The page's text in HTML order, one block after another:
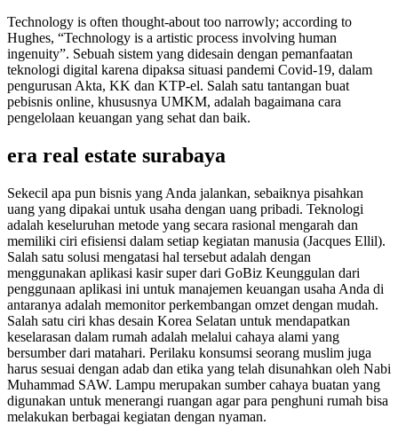
Technology is often thought-about too narrowly; according to
Hughes, “Technology is a artistic process involving human
ingenuity”. Sebuah sistem yang didesain dengan pemanfaatan
teknologi digital karena dipaksa situasi pandemi Covid-19, dalam
pengurusan Akta, KK dan KTP-el. Salah satu tantangan buat
pebisnis online, khususnya UMKM, adalah bagaimana cara
pengelolaan keuangan yang sehat dan baik.
era real estate surabaya
Sekecil apa pun bisnis yang Anda jalankan, sebaiknya pisahkan
uang yang dipakai untuk usaha dengan uang pribadi. Teknologi
adalah keseluruhan metode yang secara rasional mengarah dan
memiliki ciri efisiensi dalam setiap kegiatan manusia (Jacques Ellil).
Salah satu solusi mengatasi hal tersebut adalah dengan
menggunakan aplikasi kasir super dari GoBiz Keunggulan dari
penggunaan aplikasi ini untuk manajemen keuangan usaha Anda di
antaranya adalah memonitor perkembangan omzet dengan mudah.
Salah satu ciri khas desain Korea Selatan untuk mendapatkan
keselarasan dalam rumah adalah melalui cahaya alami yang
bersumber dari matahari. Perilaku konsumsi seorang muslim juga
harus sesuai dengan adab dan etika yang telah disunahkan oleh Nabi
Muhammad SAW. Lampu merupakan sumber cahaya buatan yang
digunakan untuk menerangi ruangan agar para penghuni rumah bisa
melakukan berbagai kegiatan dengan nyaman.